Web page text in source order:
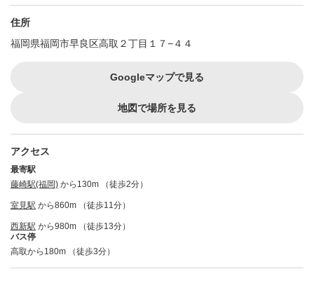
住所
福岡県福岡市早良区高取２丁目１７−４４
Googleマップで見る
地図で場所を見る
アクセス
最寄駅
藤崎駅(福岡) から130m （徒歩2分）
室見駅 から860m （徒歩11分）
西新駅 から980m （徒歩13分）
バス停
高取から180m （徒歩3分）